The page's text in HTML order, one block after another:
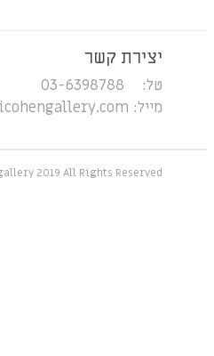
יצירת קשר
טל: 03-6398788
מייל:
2019 All Rights Reserved